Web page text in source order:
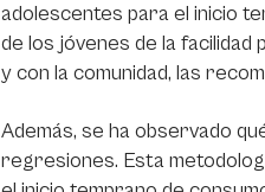
adolescentes para el inicio
de los jóvenes de la
y con la comunidad, las
Además, se ha observado
regresiones. Esta